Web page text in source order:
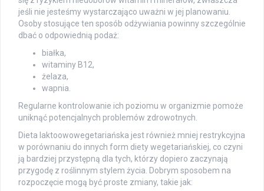
jeśli nie jesteśmy wystarczająco uważni w jej planowaniu.
Osoby stosujące ten sposób odżywiania powinny szczególnie
dbać o odpowiednią podaż:
białka,
witaminy B12,
żelaza,
wapnia.
Regularne kontrolowanie ich poziomu w organizmie pomoże
uniknąć potencjalnych problemów zdrowotnych.
Dieta laktoowowegetariańska jest również mniej restrykcyjna
w porównaniu do innych form diety wegetariańskiej, co czyni
ją bardziej przystępną dla tych, którzy dopiero zaczynają
przygodę z roślinnym stylem życia. Dobrym sposobem na
rozpoczęcie mogą być proste zmiany, takie jak: